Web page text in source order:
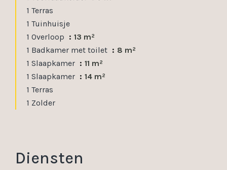
1 Terras
1 Tuinhuisje
1 Overloop
13 m²
1 Badkamer met toilet
8 m²
1 Slaapkamer
11 m²
1 Slaapkamer
14 m²
1 Terras
1 Zolder
Diensten